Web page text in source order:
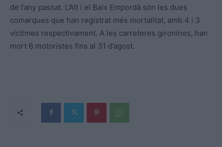
de l’any passat. L’Alt i el Baix Empordà són les dues
comarques que han registrat més mortalitat, amb 4 i 3
víctimes respectivament. A les carreteres gironines, han
mort 6 motoristes fins al 31 d’agost.